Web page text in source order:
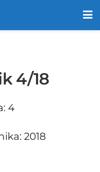
4/18
4
2018